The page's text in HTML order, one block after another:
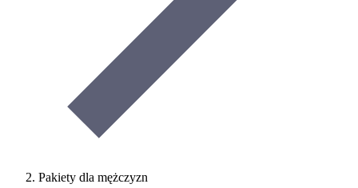
Pakiety dla mężczyzn